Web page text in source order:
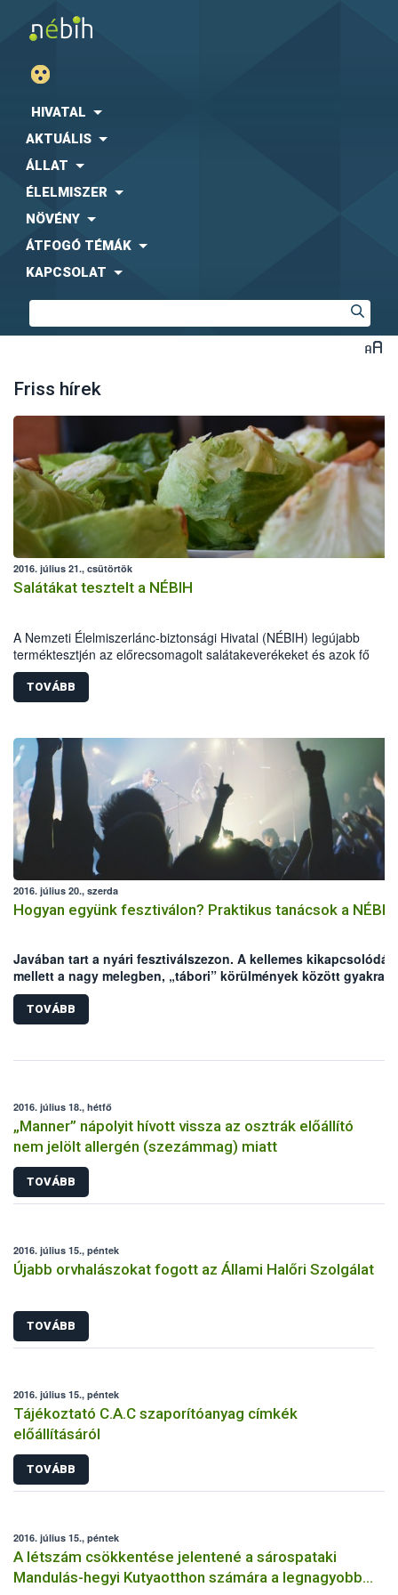
HIVATAL
AKTUÁLIS
ÁLLAT
ÉLELMISZER
NÖVÉNY
ÁTFOGÓ TÉMÁK
KAPCSOLAT
Friss hírek
2016. július 21., csütörtök
Salátákat tesztelt a NÉBIH
A Nemzeti Élelmiszerlánc-biztonsági Hivatal (NÉBIH) legújabb
terméktesztjén az előrecsomagolt salátakeverékeket és azok fő
összetevőjét, a jégsalátákat vizsgálta. A Szupermenta projektben 35
terméket ellenőrzött a hatóság. A laboratóriumi vizsgálatok alapján
valamennyi megfelelő volt. Jelölési hiba miatt 10 előrecsomagolt
szakemberek, a jégsalátáknál pedig nem engedélyezett hatóanyag
használata okán indul hatósági eljárás.
TOVÁBB
2016. július 20., szerda
Hogyan együnk fesztiválon? Praktikus tanácsok a
Javában tart a nyári fesztiválszezon. A kellemes kikapcsolódás
mellett a nagy melegben, „tábori” körülmények között
előfordulhatnak élelmiszer eredetű megbetegedések, amik
elronthatják a fesztiválhangulatot. A Nemzeti Élelmiszerlánc-
biztonsági Hivatal (NÉBIH) néhány tanáccsal segíteni szeretne,
TOVÁBB
2016. július 18., hétfő
„Manner” nápolyit hívott vissza az osztrák előállító
nem jelölt allergén (szezámmag) miatt
TOVÁBB
2016. július 15., péntek
Újabb orvhalászokat fogott az Állami Halőri Szolgálat
TOVÁBB
2016. július 15., péntek
Tájékoztató C.A.C szaporítóanyag címkék
előállításáról
TOVÁBB
2016. július 15., péntek
A létszám csökkentése jelentené a sárospataki
Mandulás-hegyi Kutyaotthon számára a legnagyobb